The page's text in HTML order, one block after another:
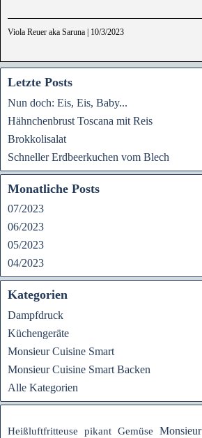
Viola Reuer aka Saruna
10/3/2023
Letzte Posts
Nun doch: Eis, Eis, Baby...
Hähnchenbrust Toscana mit Reis
Brokkolisalat
Schneller Erdbeerkuchen vom Blech
Monatliche Posts
07/2023
06/2023
05/2023
04/2023
Kategorien
Dampfdruck
Küchengeräte
Monsieur Cuisine Smart
Monsieur Cuisine Smart Backen
Alle Kategorien
Heißluftfritteuse pikant Gemüse Monsieur